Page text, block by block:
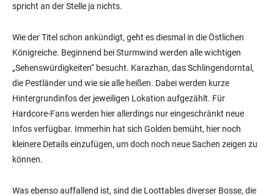
spricht an der Stelle ja nichts.
Wie der Titel schon ankündigt, geht es diesmal in die Östlichen
Königreiche. Beginnend bei Sturmwind werden alle wichtigen
„Sehenswürdigkeiten“ besucht. Karazhan, das Schlingendorntal,
die Pestländer und wie sie alle heißen. Dabei werden kurze
Hintergrundinfos der jeweiligen Lokation aufgezählt. Für
Hardcore-Fans werden hier allerdings nur eingeschränkt neue
Infos verfügbar. Immerhin hat sich Golden bemüht, hier noch
kleinere Details einzufügen, um doch noch neue Sachen zeigen zu
können.
Was ebenso auffallend ist, sind die Loottables diverser Bosse, die